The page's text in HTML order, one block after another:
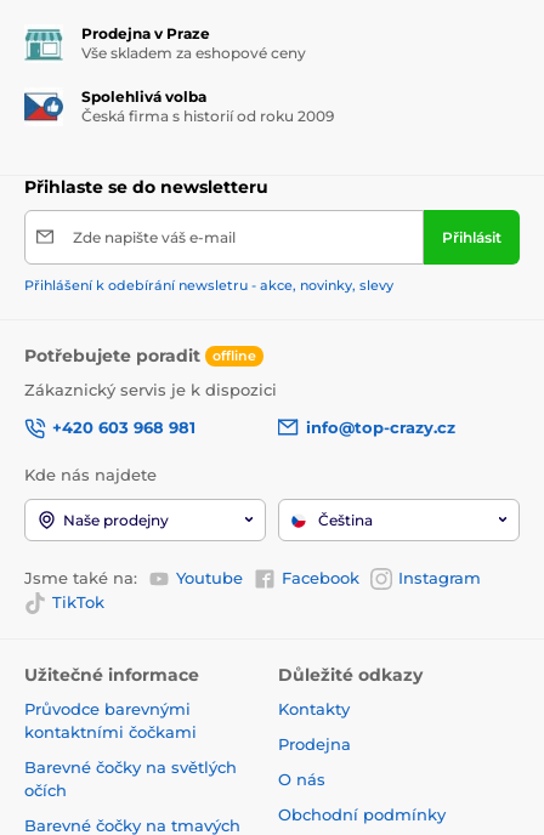
Prodejna v Praze
Vše skladem za eshopové ceny
Spolehlivá volba
Česká firma s historií od roku 2009
Přihlaste se do newsletteru
Zde napište váš e-mail Přihlásit
Přihlášení k odebírání newsletru - akce, novinky, slevy
Potřebujete poradit offline
Zákaznický servis je k dispozici
+420 603 968 981
info@top-crazy.cz
Kde nás najdete
Naše prodejny Čeština
Jsme také na: Youtube Facebook
Instagram
TikTok
Užitečné informace
Průvodce barevnými
kontaktními čočkami
Barevné čočky na světlých
očích
Barevné čočky na tmavých
Důležité odkazy
Kontakty
Prodejna
O nás
Obchodní podmínky